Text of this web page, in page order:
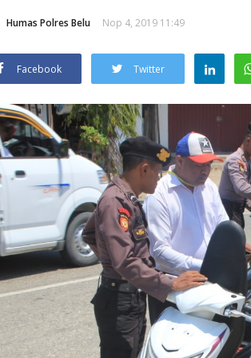
Humas Polres Belu Nop 4, 2019 11:49
Facebook Twitter